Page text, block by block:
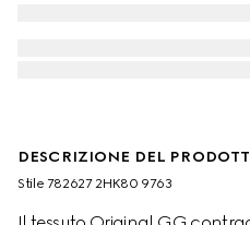
DESCRIZIONE DEL
Stile ‎782627 2HK80 9763